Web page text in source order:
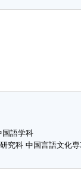
語学科
究科 中国言語文化